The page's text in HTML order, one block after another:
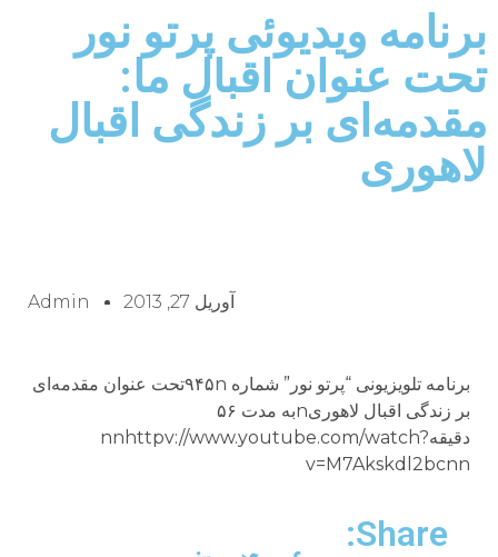
برنامه ويديوئى پرتو نور
تحت عنوان اقبال ما:
مقدمه‌اى بر زندگى اقبال
لاهورى
آوریل 27, 2013 Admin
برنامه تلويزيونى “پرتو نور” شماره ۹۴۵nتحت عنوان مقدمه‌اى
بر زندگى اقبال لاهورىnبه مدت ۵۶
دقيقهnnhttpv://www.youtube.com/watch?
v=M7Akskdl2bcnn
Share: